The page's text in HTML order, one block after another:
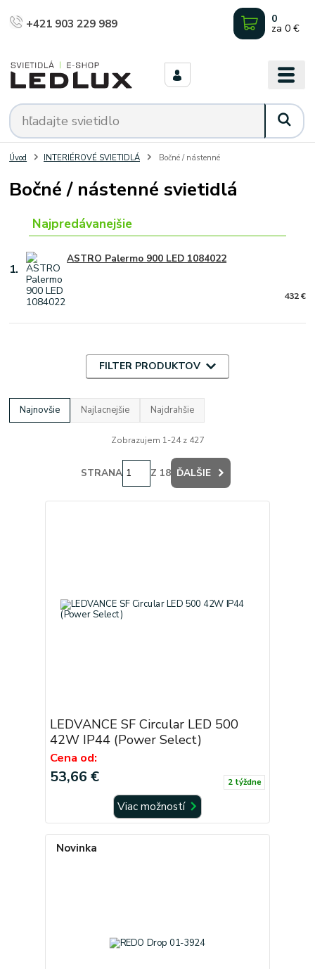
+421 903 229 989 0
za 0 €
Úvod INTERIÉROVÉ SVIETIDLÁ Bočné / nástenné
Bočné / nástenné svietidlá
Najpredávanejšie
1.
ASTRO Palermo 900 LED 1084022
432 €
FILTER PRODUKTOV
Najnovšie Najlacnejšie Najdrahšie
Zobrazujem 1-24 z 427
STRANA Z 18 ĎALŠIE
LEDVANCE SF Circular LED 500
42W IP44 (Power Select)
Cena od:
53,66 € 2 týždne
Viac možností
Novinka